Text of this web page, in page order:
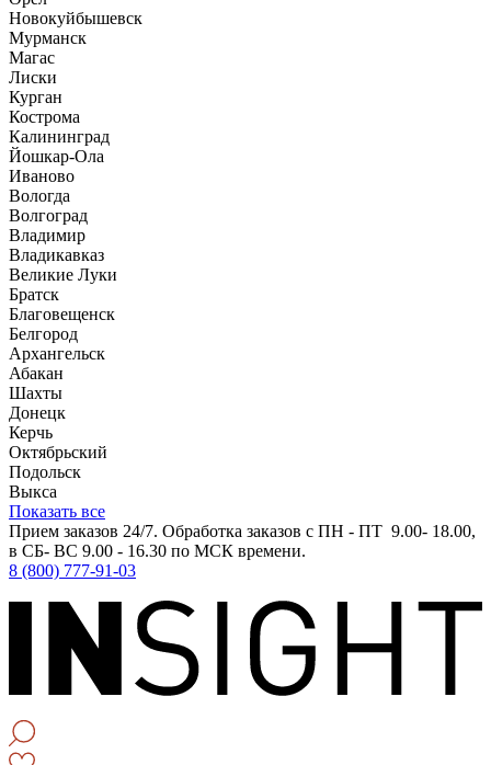
Новокуйбышевск
Мурманск
Магас
Лиски
Курган
Кострома
Калининград
Йошкар-Ола
Иваново
Вологда
Волгоград
Владимир
Владикавказ
Великие Луки
Братск
Благовещенск
Белгород
Архангельск
Абакан
Шахты
Донецк
Керчь
Октябрьский
Подольск
Выкса
Показать все
Прием заказов 24/7. Обработка заказов с ПН - ПТ 9.00- 18.00,
в СБ- ВС 9.00 - 16.30 по МСК времени.
8 (800) 777-91-03